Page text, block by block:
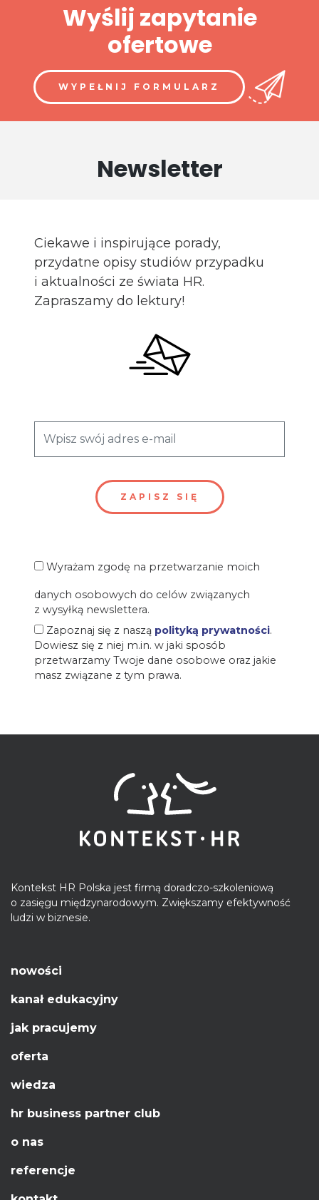
Wyślij zapytanie
ofertowe
WYPEŁNIJ FORMULARZ
Newsletter
Ciekawe i inspirujące porady,
przydatne opisy studiów przypadku
i aktualności ze świata HR.
Zapraszamy do lektury!
Wyrażam zgodę na przetwarzanie moich
danych osobowych do celów związanych
z wysyłką newslettera.
Zapoznaj się z naszą polityką prywatności.
Dowiesz się z niej m.in. w jaki sposób
przetwarzamy Twoje dane osobowe oraz jakie
masz związane z tym prawa.
Kontekst HR Polska jest firmą doradczo-szkoleniową
o zasięgu międzynarodowym. Zwiększamy efektywność
ludzi w biznesie.
nowości
kanał edukacyjny
jak pracujemy
oferta
wiedza
hr business partner club
o nas
referencje